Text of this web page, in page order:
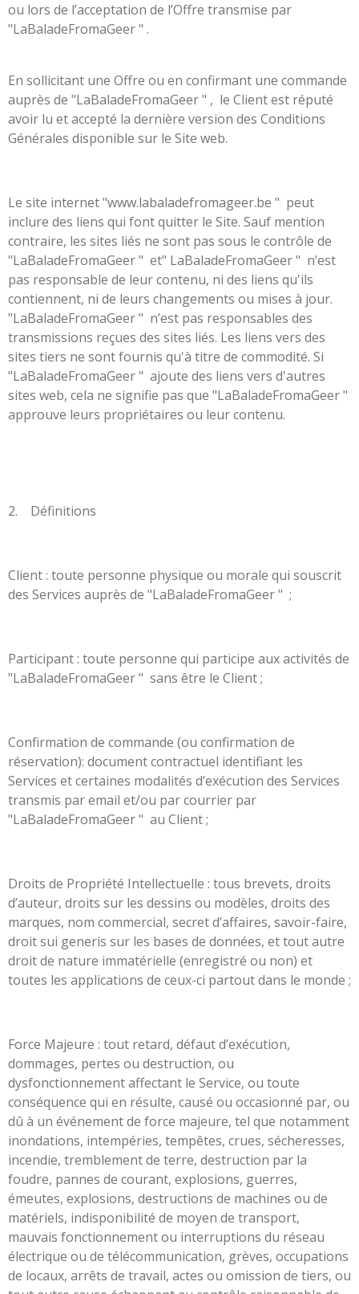
ou lors de l’acceptation de l’Offre transmise par
"LaBaladeFromaGeer " .
En sollicitant une Offre ou en confirmant une commande
auprès de "LaBaladeFromaGeer " , le Client est réputé
avoir lu et accepté la dernière version des Conditions
Générales disponible sur le Site web.
Le site internet "www.labaladefromageer.be " peut
inclure des liens qui font quitter le Site. Sauf mention
contraire, les sites liés ne sont pas sous le contrôle de
"LaBaladeFromaGeer " et" LaBaladeFromaGeer" n’est
pas responsable de leur contenu, ni des liens qu'ils
contiennent, ni de leurs changements ou mises à jour.
"LaBaladeFromaGeer " n’est pas responsables des
transmissions reçues des sites liés. Les liens vers des
sites tiers ne sont fournis qu'à titre de commodité. Si
"LaBaladeFromaGeer " ajoute des liens vers d'autres
sites web, cela ne signifie pas que "LaBaladeFromaGeer "
approuve leurs propriétaires ou leur contenu.
2. Définitions
Client : toute personne physique ou morale qui souscrit
des Services auprès de "LaBaladeFromaGeer " ;
Participant : toute personne qui participe aux activités de
"LaBaladeFromaGeer " sans être le Client ;
Confirmation de commande (ou confirmation de
réservation): document contractuel identifiant les
Services et certaines modalités d’exécution des Services
transmis par email et/ou par courrier par
"LaBaladeFromaGeer " au Client ;
Droits de Propriété Intellectuelle : tous brevets, droits
d’auteur, droits sur les dessins ou modèles, droits des
marques, nom commercial, secret d’affaires, savoir-faire,
droit sui generis sur les bases de données, et tout autre
droit de nature immatérielle (enregistré ou non) et
toutes les applications de ceux-ci partout dans le monde ;
Force Majeure : tout retard, défaut d’exécution,
dommages, pertes ou destruction, ou
dysfonctionnement affectant le Service, ou toute
conséquence qui en résulte, causé ou occasionné par, ou
dû à un événement de force majeure, tel que notamment
inondations, intempéries, tempêtes, crues, sécheresses,
incendie, tremblement de terre, destruction par la
foudre, pannes de courant, explosions, guerres,
émeutes, explosions, destructions de machines ou de
matériels, indisponibilité de moyen de transport,
mauvais fonctionnement ou interruptions du réseau
électrique ou de télécommunication, grèves, occupations
de locaux, arrêts de travail, actes ou omission de tiers, ou